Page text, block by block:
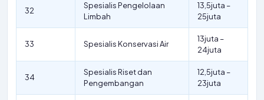
32
Spesialis Pengelolaan
Limbah
13,5juta –
25juta
33 Spesialis Konservasi Air
13juta –
24juta
34
Spesialis Riset dan
Pengembangan
12,5juta –
23juta